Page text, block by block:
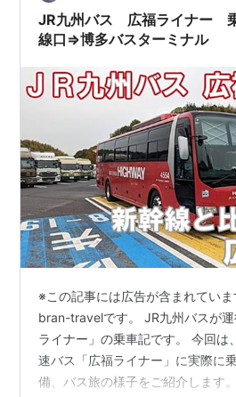
JR九州バス 広福ライナー
線口⇒博多バスターミナル
※この記事には広告が含まれていま
bran-travelです。 JR九州バスが
ライナー」の乗車記です。 今回は
速バス「広福ライナー」に実際に
備、バス旅の様子をご紹介します